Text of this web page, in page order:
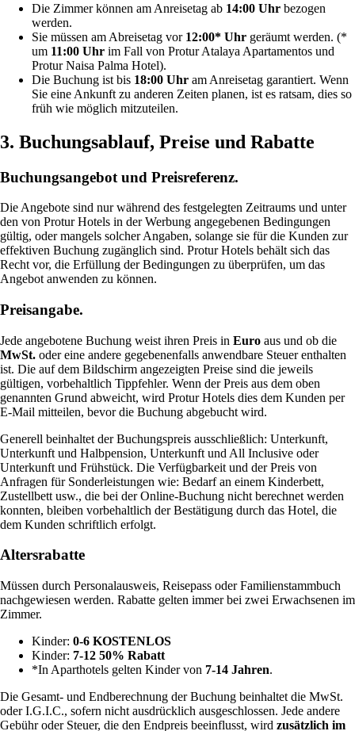
Die Zimmer können am Anreisetag ab 14:00 Uhr bezogen
werden.
Sie müssen am Abreisetag vor 12:00* Uhr geräumt werden. (*
um 11:00 Uhr im Fall von Protur Atalaya Apartamentos und
Protur Naisa Palma Hotel).
Die Buchung ist bis 18:00 Uhr am Anreisetag garantiert. Wenn
Sie eine Ankunft zu anderen Zeiten planen, ist es ratsam, dies so
früh wie möglich mitzuteilen.
3. Buchungsablauf, Preise und Rabatte
Buchungsangebot und Preisreferenz.
Die Angebote sind nur während des festgelegten Zeitraums und unter
den von Protur Hotels in der Werbung angegebenen Bedingungen
gültig, oder mangels solcher Angaben, solange sie für die Kunden zur
effektiven Buchung zugänglich sind. Protur Hotels behält sich das
Recht vor, die Erfüllung der Bedingungen zu überprüfen, um das
Angebot anwenden zu können.
Preisangabe.
Jede angebotene Buchung weist ihren Preis in Euro aus und ob die
MwSt. oder eine andere gegebenenfalls anwendbare Steuer enthalten
ist. Die auf dem Bildschirm angezeigten Preise sind die jeweils
gültigen, vorbehaltlich Tippfehler. Wenn der Preis aus dem oben
genannten Grund abweicht, wird Protur Hotels dies dem Kunden per
E-Mail mitteilen, bevor die Buchung abgebucht wird.
Generell beinhaltet der Buchungspreis ausschließlich: Unterkunft,
Unterkunft und Halbpension, Unterkunft und All Inclusive oder
Unterkunft und Frühstück. Die Verfügbarkeit und der Preis von
Anfragen für Sonderleistungen wie: Bedarf an einem Kinderbett,
Zustellbett usw., die bei der Online-Buchung nicht berechnet werden
konnten, bleiben vorbehaltlich der Bestätigung durch das Hotel, die
dem Kunden schriftlich erfolgt.
Altersrabatte
Müssen durch Personalausweis, Reisepass oder Familienstammbuch
nachgewiesen werden. Rabatte gelten immer bei zwei Erwachsenen im
Zimmer.
Kinder: 0-6 KOSTENLOS
Kinder: 7-12 50% Rabatt
*In Aparthotels gelten Kinder von 7-14 Jahren.
Die Gesamt- und Endberechnung der Buchung beinhaltet die MwSt.
oder I.G.I.C., sofern nicht ausdrücklich ausgeschlossen. Jede andere
Gebühr oder Steuer, die den Endpreis beeinflusst, wird zusätzlich im